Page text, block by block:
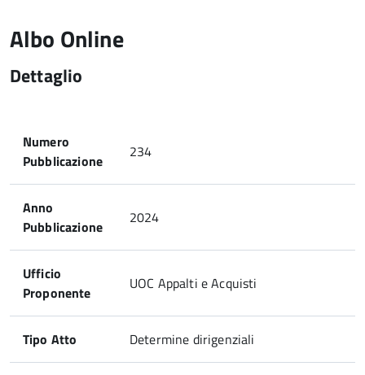
Albo Online
Dettaglio
Numero
Pubblicazione
234
Anno
Pubblicazione
2024
Ufficio
Proponente
UOC Appalti e Acquisti
Tipo Atto Determine dirigenziali